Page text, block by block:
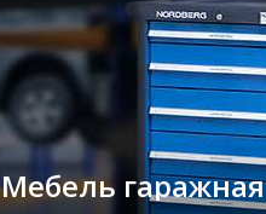
Мебель гаражная